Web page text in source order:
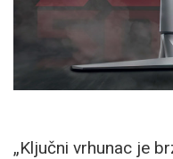
„Ključni vrhunac je